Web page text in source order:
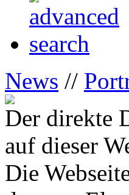
News //
Der direkte
auf dieser
Die